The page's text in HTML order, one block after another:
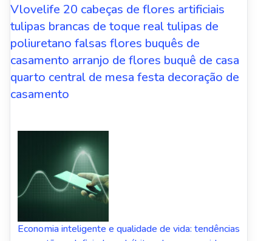
Vlovelife 20 cabeças de flores artificiais
tulipas brancas de toque real tulipas de
poliuretano falsas flores buquês de
casamento arranjo de flores buquê de casa
quarto central de mesa festa decoração de
casamento
Economia inteligente e qualidade de vida: tendências